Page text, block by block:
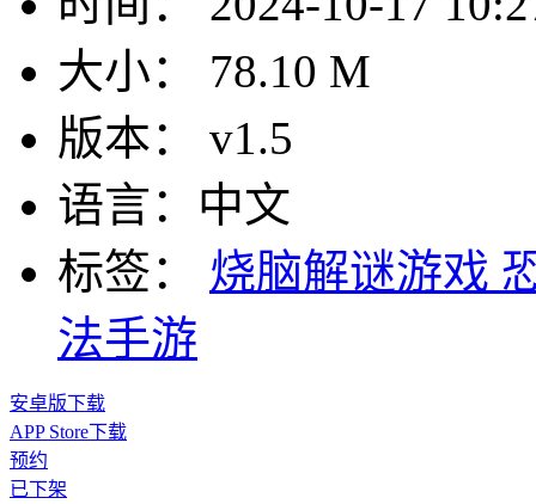
大小：
78.10 M
版本：
v1.5
语言： 中文
标签：
烧脑解谜游戏
法手游
安卓版下载
APP Store下载
预约
已下架